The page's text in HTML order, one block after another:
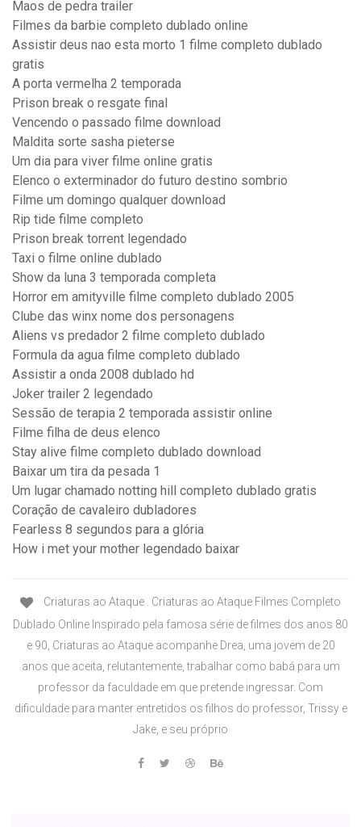
Maos de pedra trailer
Filmes da barbie completo dublado online
Assistir deus nao esta morto 1 filme completo dublado
gratis
A porta vermelha 2 temporada
Prison break o resgate final
Vencendo o passado filme download
Maldita sorte sasha pieterse
Um dia para viver filme online gratis
Elenco o exterminador do futuro destino sombrio
Filme um domingo qualquer download
Rip tide filme completo
Prison break torrent legendado
Taxi o filme online dublado
Show da luna 3 temporada completa
Horror em amityville filme completo dublado 2005
Clube das winx nome dos personagens
Aliens vs predador 2 filme completo dublado
Formula da agua filme completo dublado
Assistir a onda 2008 dublado hd
Joker trailer 2 legendado
Sessão de terapia 2 temporada assistir online
Filme filha de deus elenco
Stay alive filme completo dublado download
Baixar um tira da pesada 1
Um lugar chamado notting hill completo dublado gratis
Coração de cavaleiro dubladores
Fearless 8 segundos para a glória
How i met your mother legendado baixar
Criaturas ao Ataque . Criaturas ao Ataque Filmes Completo
Dublado Online Inspirado pela famosa série de filmes dos anos 80
e 90, Criaturas ao Ataque acompanhe Drea, uma jovem de 20
anos que aceita, relutantemente, trabalhar como babá para um
professor da faculdade em que pretende ingressar. Com
dificuldade para manter entretidos os filhos do professor, Trissy e
Jake, e seu próprio